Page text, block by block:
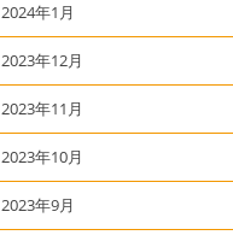
2024年1月
2023年12月
2023年11月
2023年10月
2023年9月